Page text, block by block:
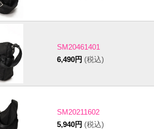
SM20461401
6,490円 (税込)
SM20211602
5,940円 (税込)